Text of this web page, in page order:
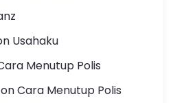
Usahaku
Menutup Polis
Cara Menutup Polis